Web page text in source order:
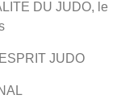
DU JUDO, le
JUDO